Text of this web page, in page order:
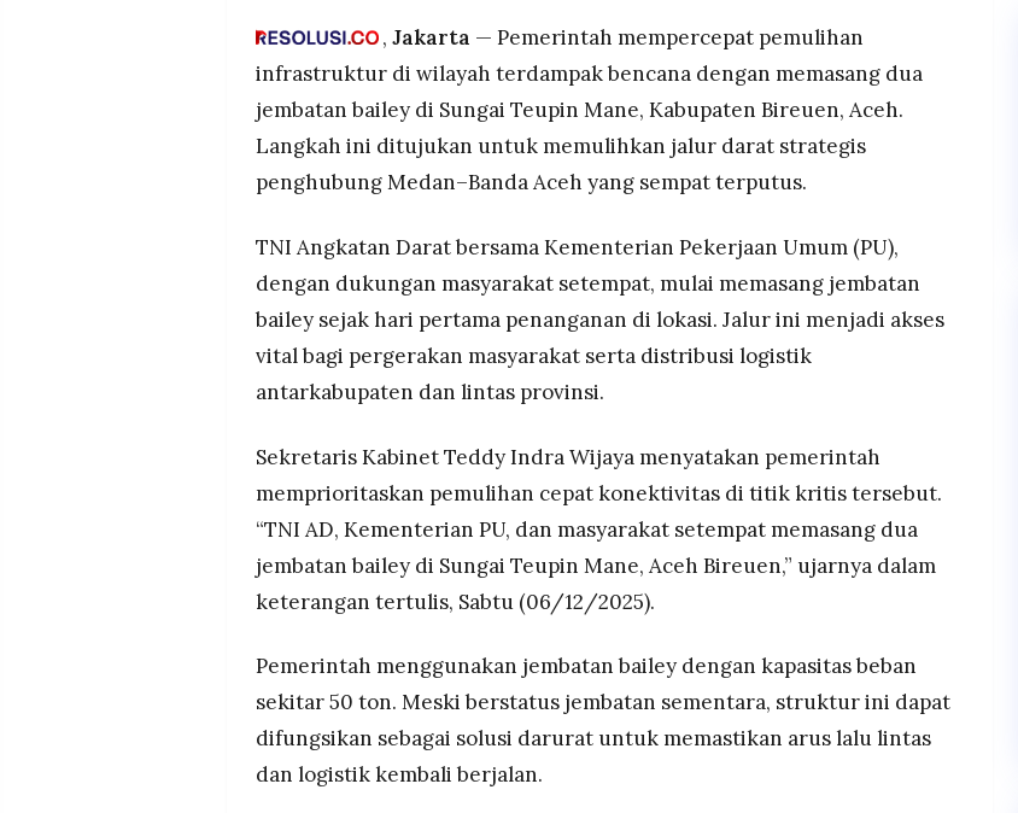
setempat guna mempercepat penyambungan akses logistik dan mobilitas
warga.
Jembatan ditargetkan berfungsi dalam 2–3 hari ke depan, sehingga distribusi
bantuan dan aktivitas ekonomi lintas provinsi kembali normal
, Jakarta — Pemerintah mempercepat pemulihan
infrastruktur di wilayah terdampak bencana dengan memasang dua
jembatan bailey di Sungai Teupin Mane, Kabupaten Bireuen, Aceh.
Langkah ini ditujukan untuk memulihkan jalur darat strategis
penghubung Medan–Banda Aceh yang sempat terputus.
TNI Angkatan Darat bersama Kementerian Pekerjaan Umum (PU),
dengan dukungan masyarakat setempat, mulai memasang jembatan
bailey sejak hari pertama penanganan di lokasi. Jalur ini menjadi akses
vital bagi pergerakan masyarakat serta distribusi logistik
antarkabupaten dan lintas provinsi.
Sekretaris Kabinet Teddy Indra Wijaya menyatakan pemerintah
memprioritaskan pemulihan cepat konektivitas di titik kritis tersebut.
“TNI AD, Kementerian PU, dan masyarakat setempat memasang dua
jembatan bailey di Sungai Teupin Mane, Aceh Bireuen,” ujarnya dalam
keterangan tertulis, Sabtu (06/12/2025).
Pemerintah menggunakan jembatan bailey dengan kapasitas beban
sekitar 50 ton. Meski berstatus jembatan sementara, struktur ini dapat
difungsikan sebagai solusi darurat untuk memastikan arus lalu lintas
dan logistik kembali berjalan.